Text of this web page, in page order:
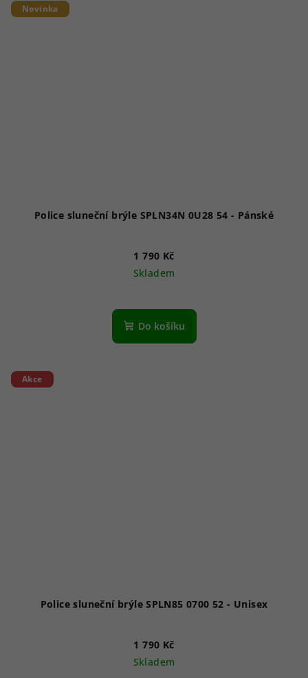
Novinka
Police sluneční brýle SPLN34N 0U28 54 - Pánské
1 790 Kč
Skladem
Do košíku
Akce
Police sluneční brýle SPLN85 0700 52 - Unisex
1 790 Kč
Skladem